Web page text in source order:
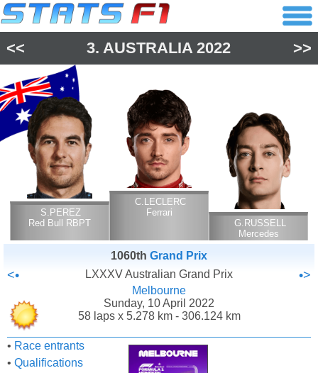
<< 3.AUSTRALIA 2022 >>
S.PEREZ
Red Bull RBPT
C.LECLERC
Ferrari
G.RUSSELL
Mercedes
1060th Grand Prix
<• LXXXV Australian Grand Prix •>
Melbourne
Sunday, 10 April 2022
58 laps x 5.278 km - 306.124 km
• Race entrants
• Qualifications